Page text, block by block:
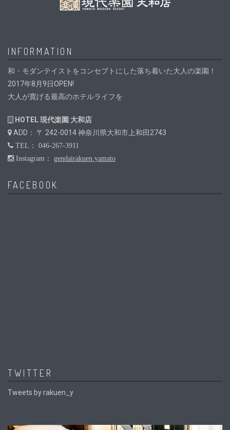
INFORMATION
和・モダンテイストをコンセプトにした落ち着いた大人の楽園！
2017年8月9日OPEN!
大人が寛げる最高のホテルライフを
HOTEL 現代楽園 大和店
ADD： 〒 242-0014 神奈川県大和市上和田2743
TEL： 046-267-3911
Instagram： gendairakuen.yamato
FACEBOOK
TWITTER
Tweets by rakuen_y